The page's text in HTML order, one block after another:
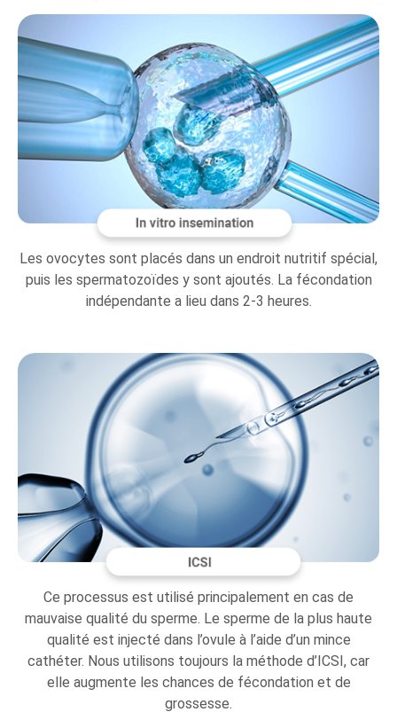
Les ovocytes sont placés dans un endroit nutritif spécial,
puis les spermatozoïdes y sont ajoutés. La fécondation
indépendante a lieu dans 2-3 heures.
Ce processus est utilisé principalement en cas de
mauvaise qualité du sperme. Le sperme de la plus haute
qualité est injecté dans l’ovule à l’aide d’un mince
cathéter. Nous utilisons toujours la méthode d’ICSI, car
elle augmente les chances de fécondation et de
grossesse.